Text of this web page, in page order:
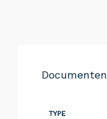
Documenten
TYPE